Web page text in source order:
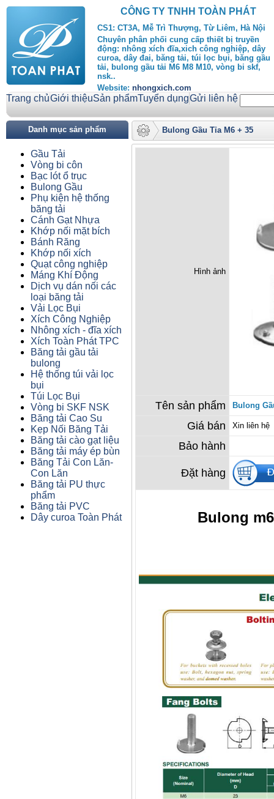
CÔNG TY TNHH TOÀN PHÁT
CS1: CT3A, Mễ Trì Thượng, Từ Liêm, Hà Nội
Chuyên phân phối cung cấp thiết bị truyền
động: nhông xích đĩa,xich công nghiệp, dây
curoa, dây đai, băng tải, túi lọc bụi, băng gầu
tải, bulong gầu tải M6 M8 M10, vòng bi skf,
nsk..
Website: nhongxich.com
Trang chủGiới thiệuSản phẩmTuyển dụngGửi liên hệ
Danh mục sản phẩm
Gầu Tải
Vòng bi côn
Bạc lót ổ trục
Bulong Gầu
Phụ kiện hệ thống
băng tải
Cánh Gạt Nhựa
Khớp nối mặt bích
Bánh Răng
Khớp nối xích
Quạt công nghiệp
Máng Khí Động
Dịch vụ dán nối các
loại băng tải
Vải Lọc Bụi
Xích Công Nghiệp
Nhông xích - đĩa xích
Xích Toàn Phát TPC
Băng tải gầu tải
bulong
Hệ thống túi vải lọc
bụi
Túi Lọc Bụi
Vòng bi SKF NSK
Băng tải Cao Su
Kẹp Nối Băng Tải
Băng tải cào gạt liệu
Băng tải máy ép bùn
Băng Tải Con Lăn-
Con Lăn
Băng tải PU thực
phẩm
Băng tải PVC
Dây curoa Toàn Phát
Bulong Gầu Tỉa M6 + 35
Hình ảnh
Tên sản phẩm Bulong
Giá bán Xin liên hệ
Bảo hành
Đặt hàng
Bulong